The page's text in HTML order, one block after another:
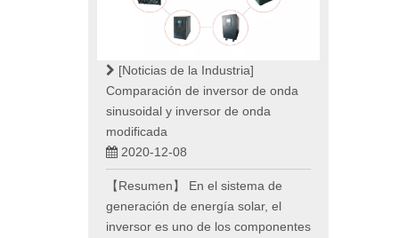
[Noticias de la Industria]
Comparación de inversor de onda
sinusoidal y inversor de onda
modificada
2020-12-08
【Resumen】 En el sistema de
generación de energía solar, el
inversor es uno de los componentes